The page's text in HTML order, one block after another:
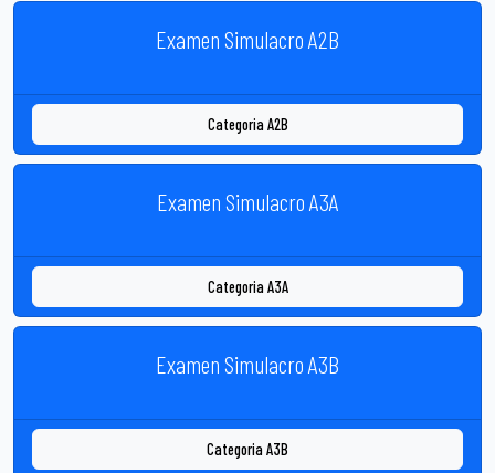
Examen Simulacro A2B
Categoria A2B
Examen Simulacro A3A
Categoria A3A
Examen Simulacro A3B
Categoria A3B